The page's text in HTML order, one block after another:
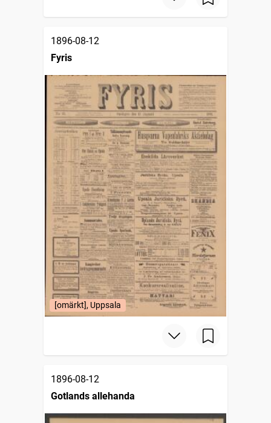
1896-08-12
Fyris
[omärkt], Uppsala
1896-08-12
Gotlands allehanda